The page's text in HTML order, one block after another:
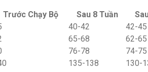
Trước Chạy Bộ Sau 8 Tuần
40-42
42-45
65-68
62-65
76-78
74-75
135-138 130-